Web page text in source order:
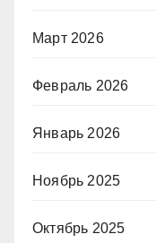
Март 2026
Февраль 2026
Январь 2026
Ноябрь 2025
Октябрь 2025